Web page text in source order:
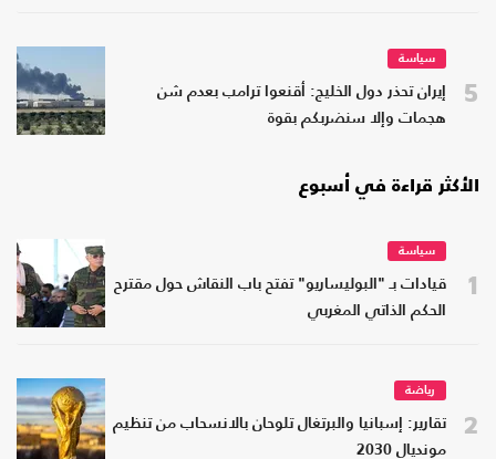
5
سياسة
إيران تحذر دول الخليج: أقنعوا ترامب بعدم شن
هجمات وإلا سنضربكم بقوة
الأكثر قراءة في أسبوع
1
سياسة
قيادات بـ "البوليساريو" تفتح باب النقاش حول مقترح
الحكم الذاتي المغربي
2
رياضة
تقارير: إسبانيا والبرتغال تلوحان بالانسحاب من تنظيم
مونديال 2030